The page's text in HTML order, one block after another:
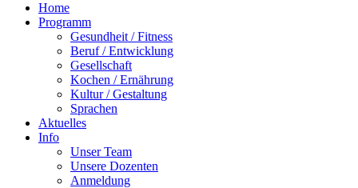
Home
Programm
Gesundheit / Fitness
Beruf / Entwicklung
Gesellschaft
Kochen / Ernährung
Kultur / Gestaltung
Sprachen
Aktuelles
Info
Unser Team
Unsere Dozenten
Anmeldung